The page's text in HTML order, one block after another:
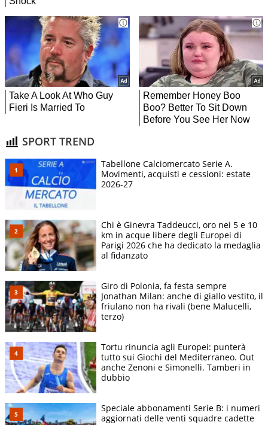
SPORT TREND
Tabellone Calciomercato Serie A.
Movimenti, acquisti e cessioni: estate
2026-27
Chi è Ginevra Taddeucci, oro nei 5 e 10
km in acque libere degli Europei di
Parigi 2026 che ha dedicato la medaglia
al fidanzato
Giro di Polonia, fa festa sempre
Jonathan Milan: anche di giallo vestito, il
friulano non ha rivali (bene Malucelli,
terzo)
Tortu rinuncia agli Europei: punterà
tutto sui Giochi del Mediterraneo. Out
anche Zenoni e Simonelli. Tamberi in
dubbio
Speciale abbonamenti Serie B: i numeri
aggiornati delle venti squadre cadette